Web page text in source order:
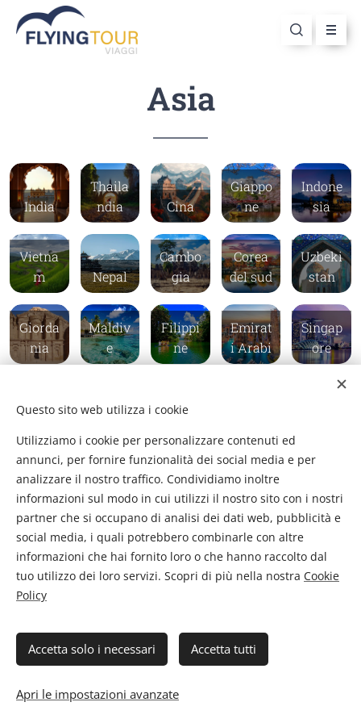
Asia
India
Thaila
ndia
Cina
Giappo
ne
Indone
sia
Vietna
m
Nepal
Cambo
gia
Corea
del sud
Uzbeki
stan
Giorda
nia
Maldiv
e
Filippi
ne
Emirat
i Arabi
Singap
ore
Flyingtour - Viaggi e Vacanze di Pistilli Barbara P. IVA
02290840608
licenza 37221 del 24/03/2010 rilasciata dalla provincia di
Frosinone
Cookie Policy
Questo sito web utilizza i cookie
Utilizziamo i cookie per personalizzare contenuti ed
annunci, per fornire funzionalità dei social media e per
analizzare il nostro traffico. Condividiamo inoltre
informazioni sul modo in cui utilizzi il nostro sito con i nostri
partner che si occupano di analisi dei dati web, pubblicità e
social media, i quali potrebbero combinarle con altre
informazioni che hai fornito loro o che hanno raccolto dal
tuo utilizzo dei loro servizi. Scopri di più nella nostra Cookie
Policy
Accetta solo i necessari Accetta tutti
Apri le impostazioni avanzate